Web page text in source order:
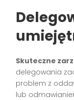
Skuteczne
delegowania
problem z
lub